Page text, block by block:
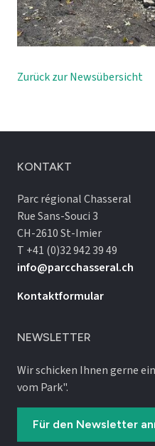
Zurück zur Newsübersicht
KONTAKT
Parc régional Chasseral
Rue Sans-Souci 3
CH-2610 St-Imier
T +41 (0)32 942 39 49
info@parcchasseral.ch
Kontaktformular
NEWSLETTER
Wir schicken Ihnen gerne
vom Park".
Für den Newsletter